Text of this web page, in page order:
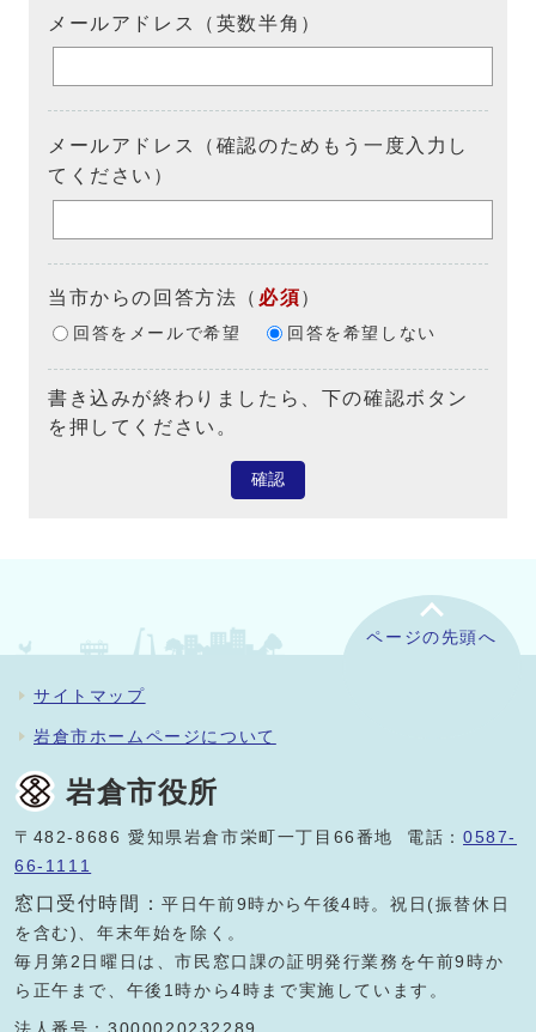
メールアドレス（英数半角）
メールアドレス（確認のためもう一度入力し
てください）
当市からの回答方法 （ 必須）
回答をメールで希望 回答を希望しない
書き込みが終わりましたら、下の確認ボタン
を押してください。
確認
ページの先頭へ
サイトマップ
岩倉市ホームページについて
岩倉市役所
〒482-8686 愛知県岩倉市栄町一丁目66番地 電話：0587-
66-1111
窓口受付時間：平日午前9時から午後4時。祝日(振替休日
を含む)、年末年始を除く。
毎月第2日曜日は、市民窓口課の証明発行業務を午前9時か
ら正午まで、午後1時から4時まで実施しています。